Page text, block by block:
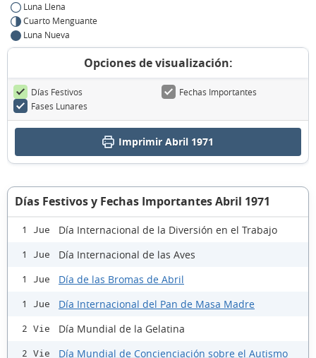
Luna Llena
Cuarto Menguante
Luna Nueva
Opciones de visualización:
Días Festivos
Fechas Importantes
Fases Lunares
Imprimir Abril 1971
Días Festivos y Fechas Importantes Abril 1971
1 Jue Día Internacional de la Diversión en el Trabajo
1 Jue Día Internacional de las Aves
1 Jue Día de las Bromas de Abril
1 Jue Día Internacional del Pan de Masa Madre
2 Vie Día Mundial de la Gelatina
2 Vie Día Mundial de Concienciación sobre el Autismo